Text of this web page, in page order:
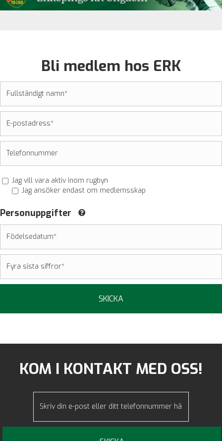
Bli medlem hos ERK
Jag vill vara aktiv inom rugbyn
Jag ansöker endast om medlemsskap
Personuppgifter
KOM I KONTAKT MED OSS!